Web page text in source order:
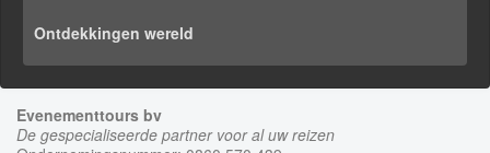
Ontdekkingen wereld
Evenementtours bv
De gespecialiseerde partner voor al uw reizen